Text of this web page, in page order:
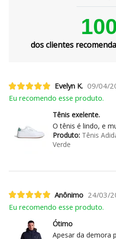
dos clientes
Evelyn K. 09/04/
Eu recomendo esse produto.
Tênis exelente.
O tênis é lindo, e
Produto:Tênis
Verde
Anônimo 24/03/
Eu recomendo esse produto.
Ótimo
Apesar da demora